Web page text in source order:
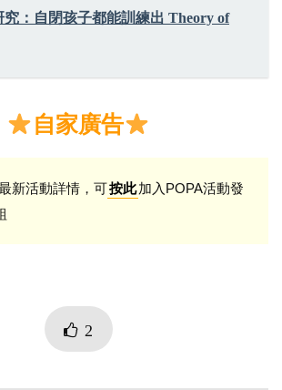
究：自閉孩子都能訓練出 Theory of
自家廣告
新活動詳情，可按此加入POPA活動發
2